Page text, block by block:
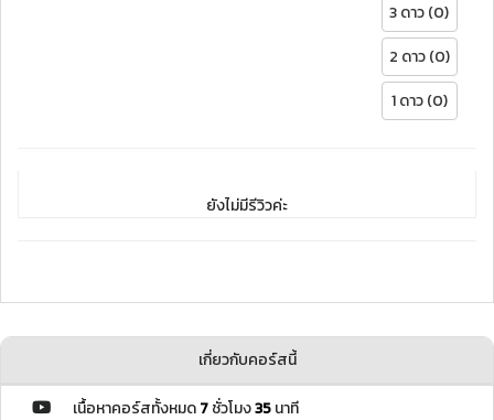
3 ดาว (0)
2 ดาว (0)
1 ดาว (0)
ยังไม่มีรีวิวค่ะ
เกี่ยวกับคอร์สนี้
เนื้อหาคอร์สทั้งหมด7ชั่วโมง35นาที